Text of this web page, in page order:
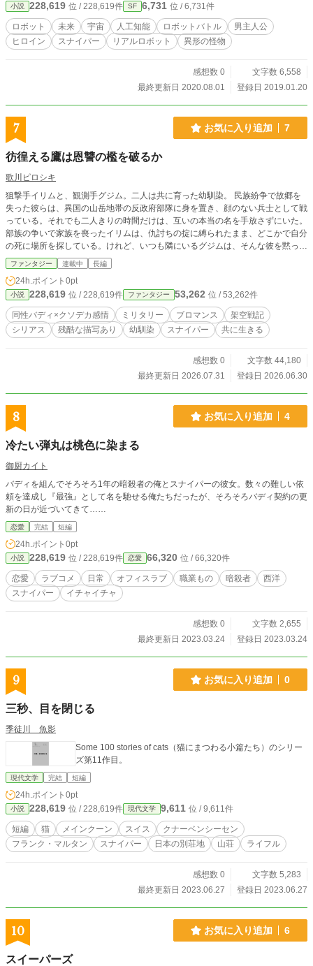
究データの取引、強奪などを行い。 各勢力は、成長していっ
た...。 ーーさらに時は経ち。 ナチュラル・フォレスト・プラ
ネット (N・F・P)-通称NF- 俺達は、広大な森と 水に囲まれた
この惑星で 調査行い、本部に帰り飯を食う、 そんな、平和な
ながら 俺達の前に現れた。 俺達の世界は、 何の前触れも無
確かに変わらないものは無いのかも知れない。 それでもっ
小説 228,619 位 / 228,619件 SF 6,731 位 / 6,731件
ロボット 未来 宇宙 人工知能 ロボットバトル
男主人公
ヒロイン
スナイパー リアルロボット 異形の怪物
感想数 0
文字数 6,558
最終更新日 2020.08.01
登録日 2019.01.20
7 お気に入り追加 7
彷徨える鷹は恩讐の檻を破るか
歌川ピロシキ
狙撃手イリムと、観測手グジム。二人は共に育った幼馴染。 民族紛争で故郷を
失った彼らは、異国の山岳地帯の反政府部隊に身を置き、顔のない兵士として戦
っている。それでも二人きりの時間だけは、互いの本当の名を手放さずにいた。
部族の争いで家族を喪ったイリムは、仇討ちの掟に縛られたまま、どこかで自分
の死に場所を探している。けれど、いつも隣にいるグジムは、そんな彼を黙って
見つめ、支え続ける。 狙撃任務、空爆、補給、広報、地下に張り巡らされたト
ンネル陣地。終わりの見えない戦争の中で、イリムは仲間たちに導かれながら、
少しずつ「生きること」へ手を伸ばしていく。 共に死ぬために戦うのか、共に
生きるために戦うのか。 戦場の現実に突き当たるたびに何度も問い直しなが
ら、二人は今日も互いの名を呼ぶ。
ファンタジー 連載中 長編
24h.ポイント 0pt
小説 228,619 位 / 228,619件 ファンタジー 53,262 位 / 53,262件
同性バディ×クソデカ感情 ミリタリー ブロマンス
架空戦記
シリアス
残酷な描写あり 幼馴染 スナイパー 共に生きる
感想数 0
文字数 44,180
最終更新日 2026.07.31
登録日 2026.06.30
8 お気に入り追加 4
冷たい弾丸は桃色に染まる
御厨カイト
バディを組んでそろそろ1年の暗殺者の俺とスナイパーの彼女。数々の難しい依
頼を達成し『最強』として名を馳せる俺たちだったが、そろそろバディ契約の更
新の日が近づいてきて……
恋愛 完結 短編
24h.ポイント 0pt
小説 228,619 位 / 228,619件 恋愛 66,320 位 / 66,320件
恋愛 ラブコメ 日常 オフィスラブ 職業もの 暗殺者
西洋
スナイパー
イチャイチャ
感想数 0
文字数 2,655
最終更新日 2023.03.24
登録日 2023.03.24
9 お気に入り追加 0
三秒、目を閉じる
季徒川 魚影
Some 100 stories of cats（猫にまつわる小篇たち）のシリー
ズ第11作目。
現代文学 完結 短編
24h.ポイント 0pt
小説 228,619 位 / 228,619件 現代文学 9,611 位 / 9,611件
短編 猫 メインクーン スイス
クナーベンシーセン
フランク・マルタン
スナイパー 日本の別荘地 山荘 ライフル
感想数 0
文字数 5,283
最終更新日 2023.06.27
登録日 2023.06.27
10 お気に入り追加 6
スイーパーズ